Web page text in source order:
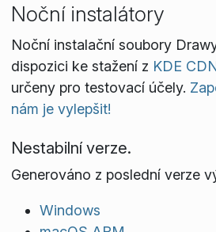
Noční instalátory
Noční instalační soubory
dispozici ke stažení z KDE
určeny pro testovací účely.
nám je vylepšit!
Nestabilní verze.
Generováno z poslední verze
Windows